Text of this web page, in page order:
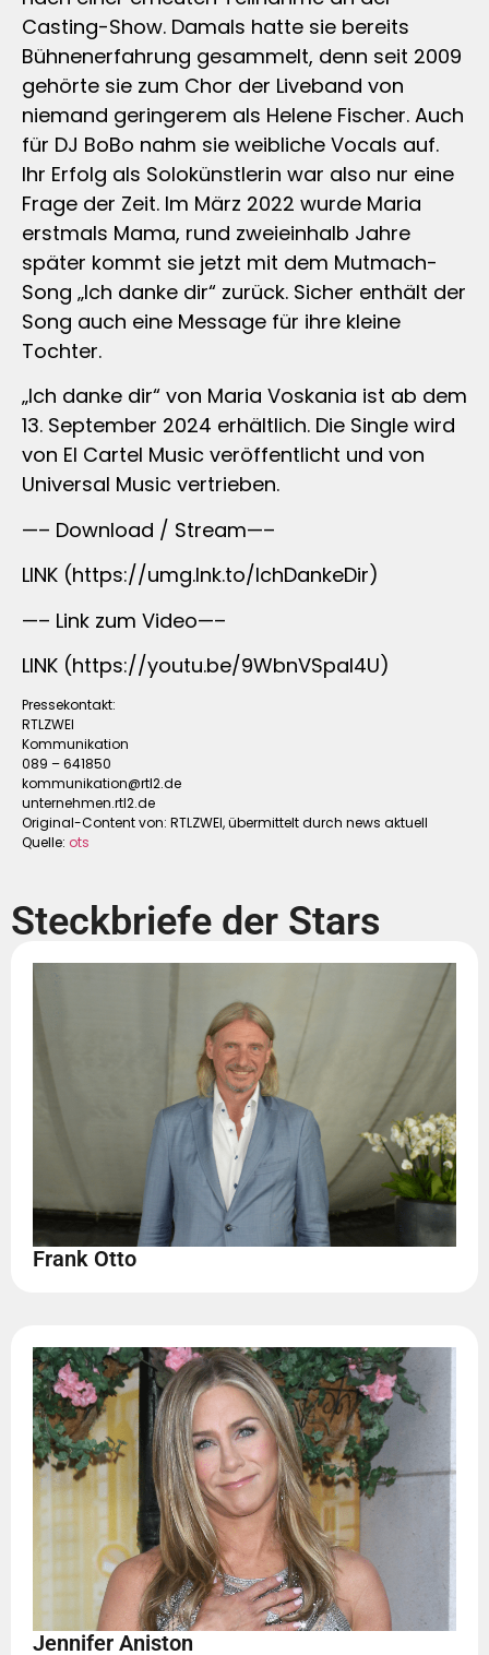
Casting-Show. Damals hatte sie bereits
Bühnenerfahrung gesammelt, denn seit 2009
gehörte sie zum Chor der Liveband von
niemand geringerem als Helene Fischer. Auch
für DJ BoBo nahm sie weibliche Vocals auf.
Ihr Erfolg als Solokünstlerin war also nur eine
Frage der Zeit. Im März 2022 wurde Maria
erstmals Mama, rund zweieinhalb Jahre
später kommt sie jetzt mit dem Mutmach-
Song „Ich danke dir“ zurück. Sicher enthält der
Song auch eine Message für ihre kleine
Tochter.
„Ich danke dir“ von Maria Voskania ist ab dem
13. September 2024 erhältlich. Die Single wird
von El Cartel Music veröffentlicht und von
Universal Music vertrieben.
—– Download / Stream—–
LINK (https://umg.lnk.to/IchDankeDir)
—– Link zum Video—–
LINK (https://youtu.be/9WbnVSpaI4U)
Pressekontakt:
RTLZWEI
Kommunikation
089 – 641850
kommunikation@rtl2.de
unternehmen.rtl2.de
Original-Content von: RTLZWEI, übermittelt durch news aktuell
Quelle: ots
Steckbriefe der Stars
Frank Otto
Jennifer Aniston